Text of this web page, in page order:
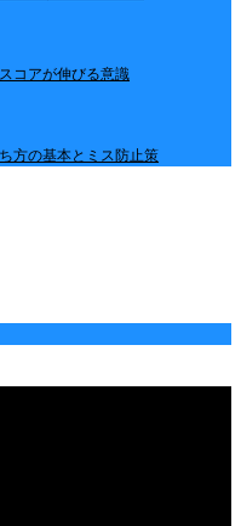
コアが伸びる意識
方の基本とミス防止策